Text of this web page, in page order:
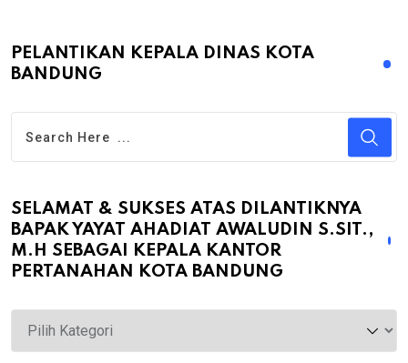
PELANTIKAN KEPALA DINAS KOTA
BANDUNG
SELAMAT & SUKSES ATAS DILANTIKNYA
BAPAK YAYAT AHADIAT AWALUDIN S.SIT.,
M.H SEBAGAI KEPALA KANTOR
PERTANAHAN KOTA BANDUNG
Selamat
&